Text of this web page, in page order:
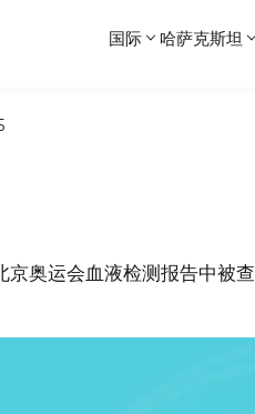
国际 哈萨克斯坦
奥运会血液检测报告中被查